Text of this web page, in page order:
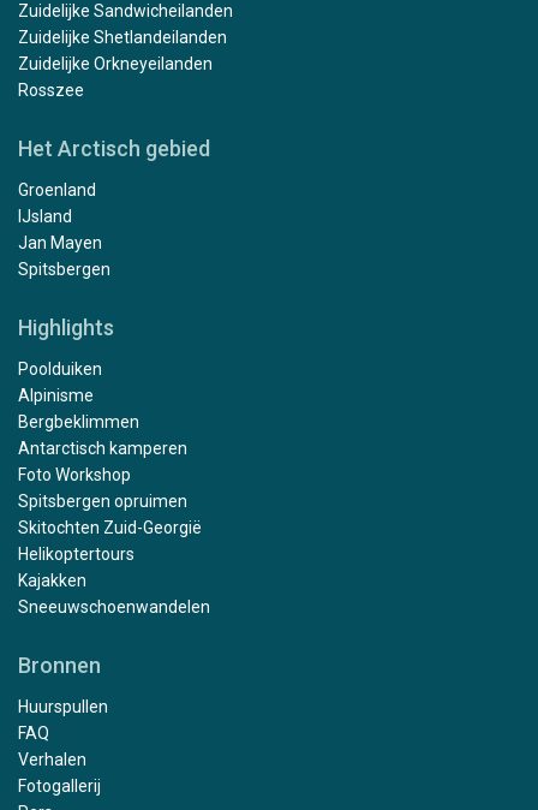
Zuidelijke Sandwicheilanden
Zuidelijke Shetlandeilanden
Zuidelijke Orkneyeilanden
Rosszee
Het Arctisch gebied
Groenland
IJsland
Jan Mayen
Spitsbergen
Highlights
Poolduiken
Alpinisme
Bergbeklimmen
Antarctisch kamperen
Foto Workshop
Spitsbergen opruimen
Skitochten Zuid-Georgië
Helikoptertours
Kajakken
Sneeuwschoenwandelen
Bronnen
Huurspullen
FAQ
Verhalen
Fotogallerij